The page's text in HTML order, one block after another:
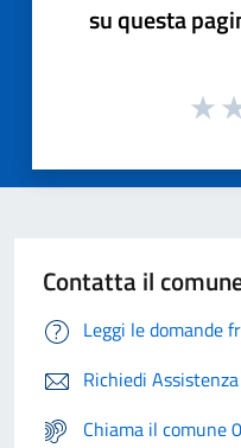
su questa
Contatta il
Leggi le domande
Richiedi Assistenza
Chiama il comune